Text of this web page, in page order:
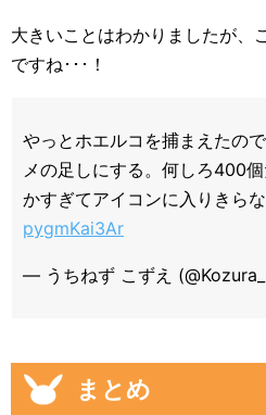
大きいことはわかりましたが、
ですね･･･！
やっとホエルコを捕まえたの
メの足しにする。何しろ400
かすぎてアイコンに入りきら
pygmKai3Ar
— うちねず こずえ
まとめ